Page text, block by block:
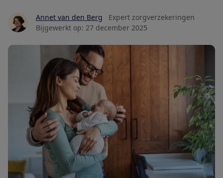
Annet van den Berg
Expert zorgverzekeringen
Bijgewerkt op: 27 december 2025